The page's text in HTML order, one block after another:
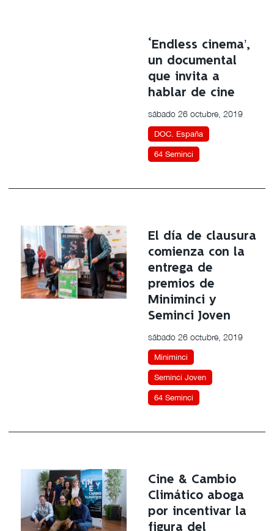
‘Endless cinema’,
un documental
que invita a
hablar de cine
sábado 26 octubre, 2019
DOC. España
64 Seminci
El día de clausura
comienza con la
entrega de
premios de
Miniminci y
Seminci Joven
sábado 26 octubre, 2019
Miniminci
Seminci Joven
64 Seminci
Cine & Cambio
Climático aboga
por incentivar la
figura del